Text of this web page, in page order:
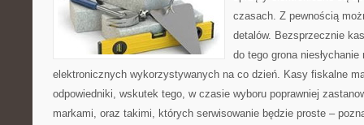
czasach. Z pewnością
detalów. Bezsprzecznie
do tego grona
elektronicznych wykorzystywanych na co dzień. Kasy fiskalne
odpowiedniki, wskutek tego, w czasie wyboru poprawniej
markami, oraz takimi, których serwisowanie będzie proste –